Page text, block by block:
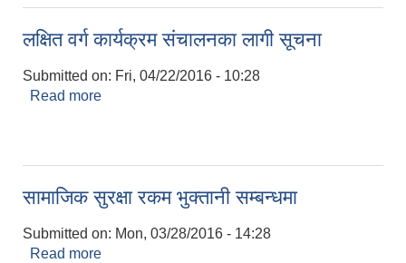
लक्षित वर्ग कार्यक्रम संचालनका लागी सूचना
Submitted on: Fri, 04/22/2016 - 10:28
Read more
सामाजिक सुरक्षा रकम भुक्तानी सम्बन्धमा
Submitted on: Mon, 03/28/2016 - 14:28
Read more